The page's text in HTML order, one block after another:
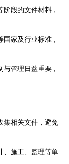
段的文件材料，
家及行业标准，
管理日益重要，
集相关文件，避免
、施工、监理等单